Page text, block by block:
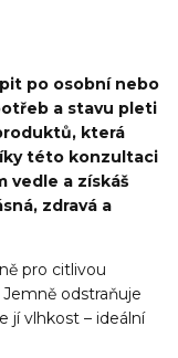
po osobní nebo
a stavu pleti
která
této konzultaci
vedle a získáš
zdravá a
pro citlivou
odstraňuje
jí vlhkost – ideální